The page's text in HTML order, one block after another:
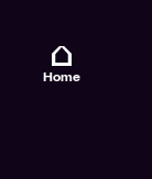
Home